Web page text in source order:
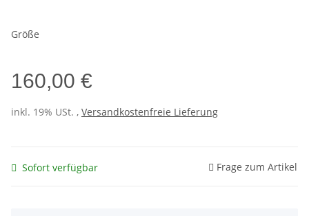
Größe
160,00 €
inkl. 19% USt. , Versandkostenfreie Lieferung
Sofort verfügbar Frage zum Artikel